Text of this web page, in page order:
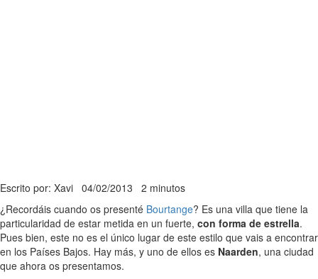
Escrito por: Xavi 04/02/2013 2 minutos
¿Recordáis cuando os presenté Bourtange? Es una villa que tiene la
particularidad de estar metida en un fuerte, con forma de estrella.
Pues bien, este no es el único lugar de este estilo que vais a encontrar
en los Países Bajos. Hay más, y uno de ellos es Naarden, una ciudad
que ahora os presentamos.